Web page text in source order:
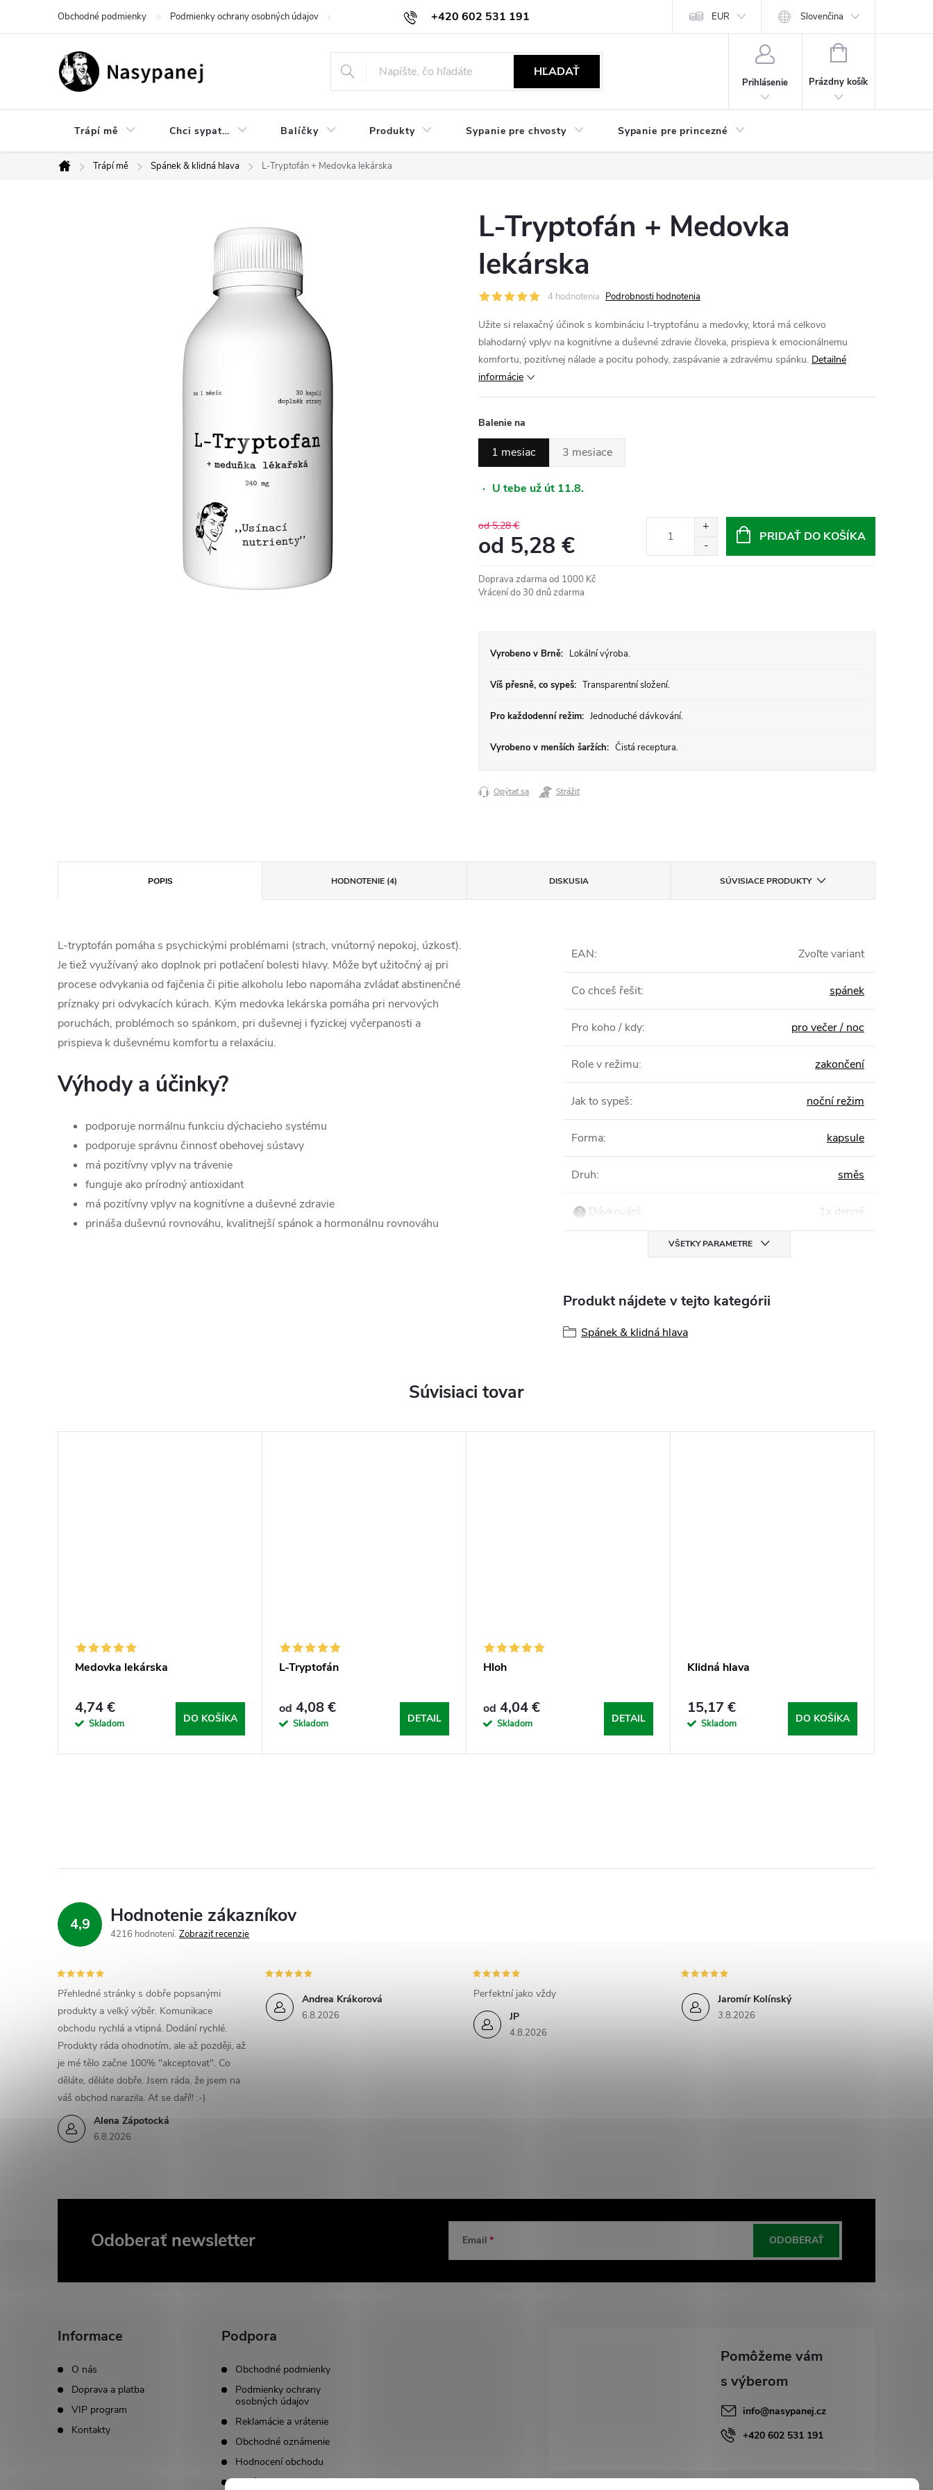
+420 602 531 191
Obchodné podmienky Podmienky ochrany osobných údajov Reklamácie a vrátenie Obchodné oznámenie Kariéra EUR Slovenčina
HĽADAŤ
Prihlásenie
NÁKUPNÝ
Prázdny košík
Trápí mě Chci sypat… Balíčky Produkty Sypanie pre chvosty Sypanie pre princezné
Domov
Trápí mě Spánek & klidná hlava L-Tryptofán + Medovka lekárska
L-Tryptofán + Medovka
lekárska
4 hodnotenia Podrobnosti hodnotenia
Užite si relaxačný účinok s kombináciu l-tryptofánu a medovky, ktorá má celkovo
blahodarný vplyv na kognitívne a duševné zdravie človeka, prispieva k emocionálnemu
komfortu, pozitívnej nálade a pocitu pohody, zaspávanie a zdravému spánku. Detailné
informácie
Balenie na
1 mesiac 3 mesiace
· U tebe už út 11.8.
od 5,28 €
od 5,28 €
cena:
PRIDAŤ DO KOŠÍKA
Doprava zdarma od 1000 Kč
Vrácení do 30 dnů zdarma
Vyrobeno v Brně: Lokální výroba.
Víš přesně, co sypeš: Transparentní složení.
Pro každodenní režim: Jednoduché dávkování.
Vyrobeno v menších šaržích: Čistá receptura.
Opýtať sa Strážiť
POPIS HODNOTENIE (4) DISKUSIA SÚVISIACE PRODUKTY
L-tryptofán pomáha s psychickými problémami (strach, vnútorný nepokoj, úzkosť).
Je tiež využívaný ako doplnok pri potlačení bolesti hlavy. Môže byť užitočný aj pri
procese odvykania od fajčenia či pitie alkoholu lebo napomáha zvládať abstinenčné
príznaky pri odvykacích kúrach. Kým medovka lekárska pomáha pri nervových
poruchách, problémoch so spánkom, pri duševnej i fyzickej vyčerpanosti a
prispieva k duševnému komfortu a relaxáciu.
Výhody a účinky?
podporuje normálnu funkciu dýchacieho systému
podporuje správnu činnosť obehovej sústavy
má pozitívny vplyv na trávenie
funguje ako prírodný antioxidant
má pozitívny vplyv na kognitívne a duševné zdravie
prináša duševnú rovnováhu, kvalitnejší spánok a hormonálnu rovnováhu
EAN: Zvoľte variant
Co chceš řešit: spánek
Pro koho / kdy: pro večer / noc
Role v režimu: zakončení
Jak to sypeš: noční režim
Forma: kapsule
Druh: směs
? Dávkování: 1x denně
VŠETKY PARAMETRE
Produkt nájdete v tejto kategórii
Spánek & klidná hlava
Súvisiaci tovar
Medovka lekárska
4,74 €
Skladom DO KOŠÍKA
L-Tryptofán
od 4,08 €
Skladom DETAIL
Hloh
od 4,04 €
Skladom DETAIL
Klidná hlava
15,17 €
Skladom DO KOŠÍKA
4,9 Hodnotenie zákazníkov
4216 hodnotení Zobraziť recenzie
Alena Zápotocká
6.8.2026
Přehledné stránky s dobře popsanými
produkty a velký výběr. Komunikace
obchodu rychlá a vtipná. Dodání rychlé.
Produkty ráda ohodnotím, ale až později, až
je mé tělo začne 100% "akceptovat". Co
děláte, děláte dobře. Jsem ráda, že jsem na
váš obchod narazila. Ať se daří!! :-)
Andrea Krákorová
6.8.2026 JP
4.8.2026
Perfektní jako vždy Jaromír Kolínský
3.8.2026
Odoberať newsletter Email ODOBERAŤ
Informace
O nás
Doprava a platba
VIP program
Kontakty
Podpora
Obchodné podmienky
Podmienky ochrany
osobných údajov
Reklamácie a vrátenie
Obchodné oznámenie
Hodnocení obchodu
Kariéra
info@nasypanej.cz
+420 602 531 191